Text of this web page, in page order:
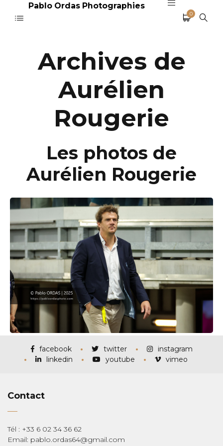
Pablo Ordas Photographies
0
Archives de
Aurélien
Rougerie
Les photos de
Aurélien Rougerie
facebook twitter
instagram
linkedin
youtube vimeo
Contact
Tél : +33 6 02 34 36 62
Email: pablo.ordas64@gmail.com